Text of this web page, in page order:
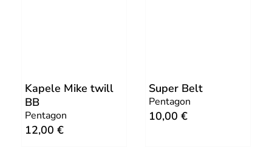
0
€
.
€
.
Kapele Mike twill
BB
Pentagon
12,00 €
Super Belt
Pentagon
10,00 €